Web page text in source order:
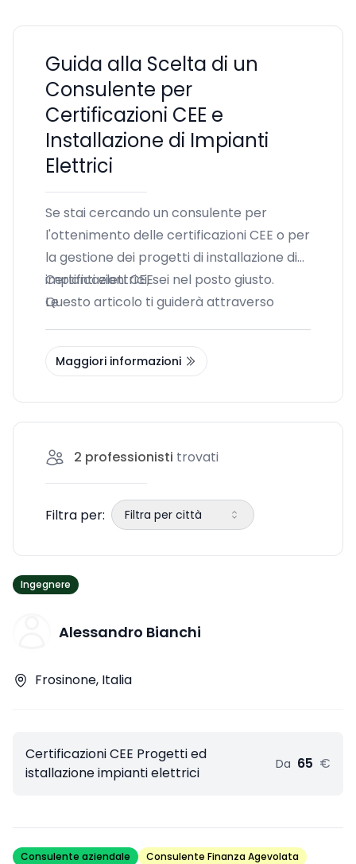
Guida alla Scelta di un
Consulente per
Certificazioni CEE e
Installazione di Impianti
Elettrici
Se stai cercando un consulente per
l'ottenimento delle certificazioni CEE o per
la gestione dei progetti di installazione di
impianti elettrici, sei nel posto giusto.
Questo articolo ti guiderà attraverso
l'impatto che possono avere sulla tua
azienda, oltre a fornirti i consigli per
Certificazioni CEE
Le
Maggiori informazioni
2 professionisti trovati
Filtra per: Filtra per città
Ingegnere
Alessandro Bianchi
Frosinone, Italia
Certificazioni CEE Progetti ed
istallazione impianti elettrici
Da 65 €
Consulente aziendale
Consulente Finanza Agevolata